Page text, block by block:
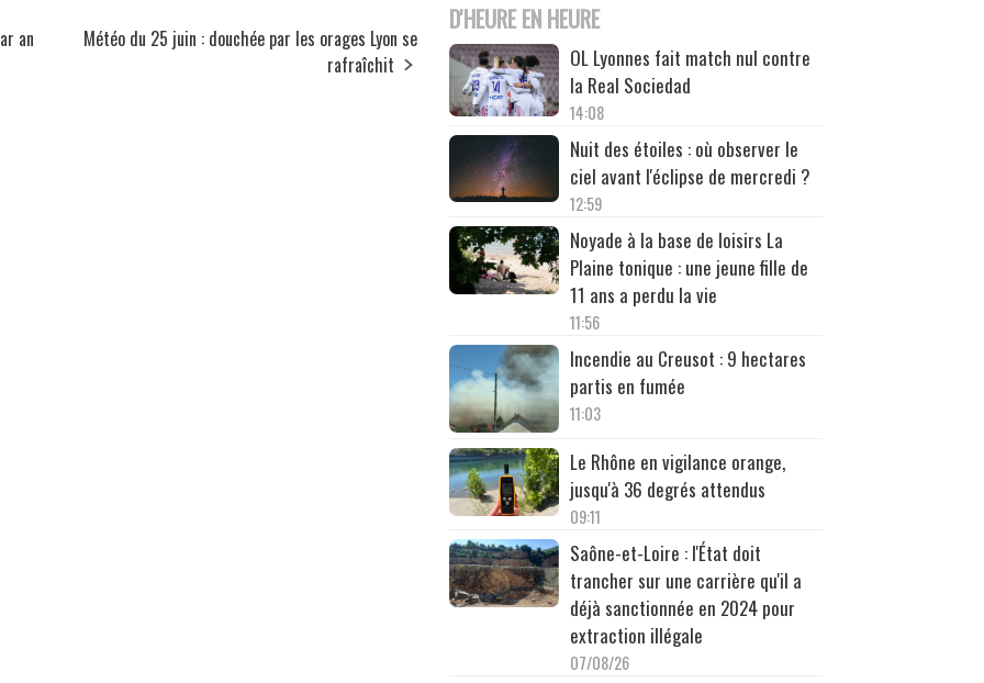
an
Météo du 25 juin : douchée par les orages Lyon se
rafraîchit
D'HEURE EN HEURE
OL Lyonnes fait match nul contre
la Real Sociedad
14:08
Nuit des étoiles : où observer le
ciel avant l'éclipse de mercredi ?
12:59
Noyade à la base de loisirs La
Plaine tonique : une jeune fille de
11 ans a perdu la vie
11:56
Incendie au Creusot : 9 hectares
partis en fumée
11:03
Le Rhône en vigilance orange,
jusqu'à 36 degrés attendus
09:11
Saône-et-Loire : l'État doit
trancher sur une carrière qu'il a
déjà sanctionnée en 2024 pour
extraction illégale
07/08/26